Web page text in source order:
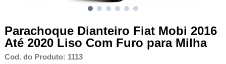
Parachoque Dianteiro Fiat Mobi 2016
Até 2020 Liso Com Furo para Milha
Cod. do Produto: 1113